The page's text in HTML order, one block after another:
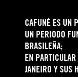
CAFUNÉ ES UN
UN PERIODO
BRASILEÑA;
EN
JANEIRO Y SUS